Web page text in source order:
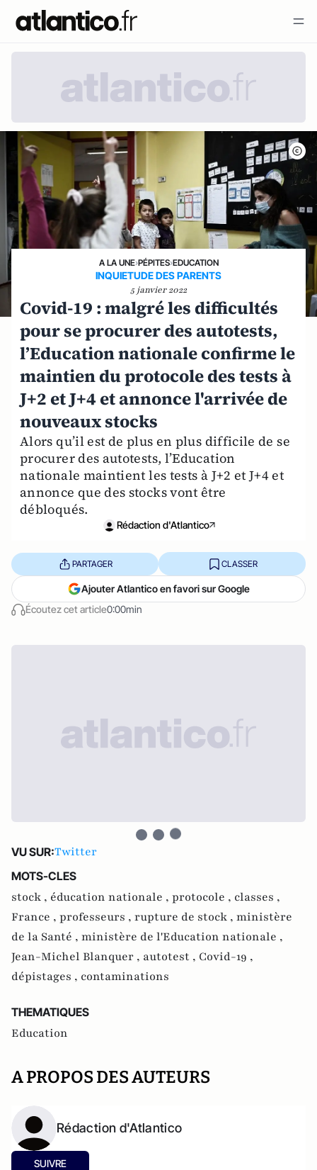
A LA UNE›PÉPITES›EDUCATION
INQUIETUDE DES PARENTS
5 janvier 2022
Covid-19 : malgré les difficultés
pour se procurer des autotests,
l’Education nationale confirme le
maintien du protocole des tests à
J+2 et J+4 et annonce l'arrivée de
nouveaux stocks
Alors qu’il est de plus en plus difficile de se
procurer des autotests, l’Education
nationale maintient les tests à J+2 et J+4 et
annonce que des stocks vont être
débloqués.
Rédaction d'Atlantico
Écoutez cet article0:00min
PARTAGER CLASSER
Ajouter Atlantico en favori sur Google
VU SUR:Twitter
MOTS-CLES
stock , éducation nationale , protocole , classes ,
France , professeurs , rupture de stock , ministère
de la Santé , ministère de l'Education nationale ,
Jean-Michel Blanquer , autotest , Covid-19 ,
dépistages , contaminations
THEMATIQUES
Education
A PROPOS DES AUTEURS
Rédaction d'Atlantico
SUIVRE